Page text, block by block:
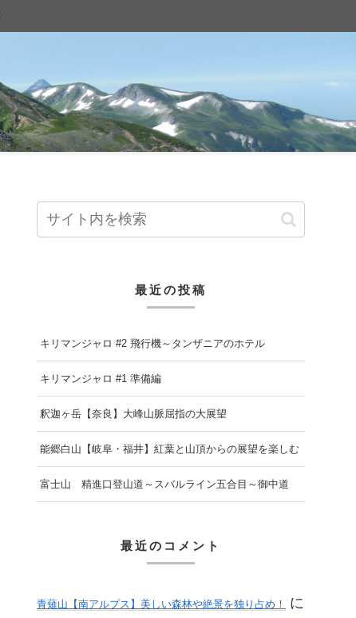
最近の投稿
キリマンジャロ #2 飛行機～タンザニアのホテル
キリマンジャロ #1 準備編
釈迦ヶ岳【奈良】大峰山脈屈指の大展望
能郷白山【岐阜・福井】紅葉と山頂からの展望を楽しむ
富士山 精進口登山道～スバルライン五合目～御中道
最近のコメント
青薙山【南アルプス】美しい森林や絶景を独り占め！ に